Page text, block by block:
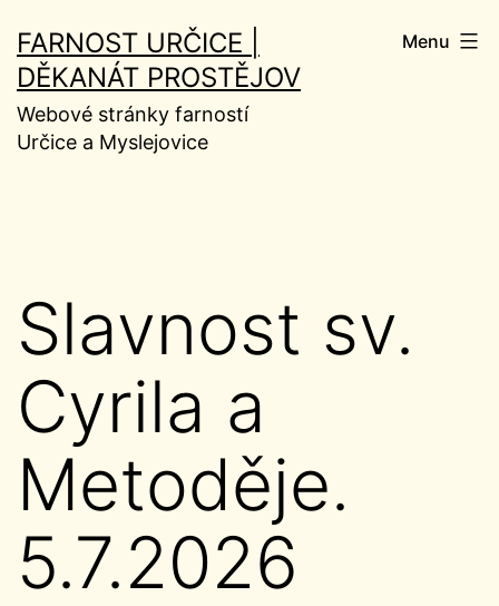
obsahu
FARNOST URČICE |
DĚKANÁT PROSTĚJOV
Webové stránky farností
Určice a Myslejovice
Menu
Slavnost sv.
Cyrila a
Metoděje.
5.7.2026